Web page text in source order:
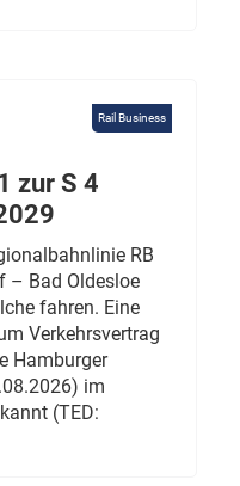
Rail Business
zur S 4
RB
– Bad Oldesloe
fahren. Eine
Verkehrsvertrag
Hamburger
im
(TED: